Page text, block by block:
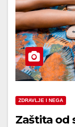
ZDRAVLJE I NEGA
Zaštita od